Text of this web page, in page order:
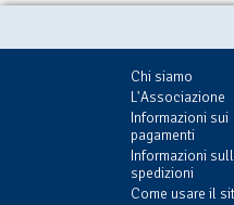
Chi siamo
L'Associazione
Informazioni sui
pagamenti
Informazioni
spedizioni
Come usare il